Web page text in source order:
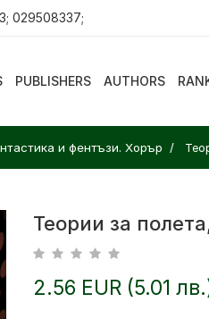
029508337;
PUBLISHERS AUTHORS
и фентъзи. Хорър
Теории за
2.56 EUR (5.01